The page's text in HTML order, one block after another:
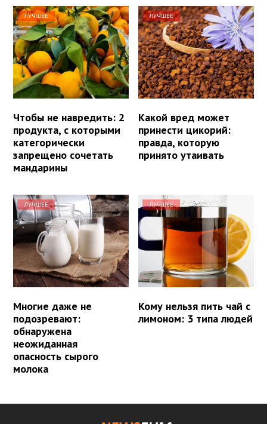
ЛУЧШЕЕ
Чтобы не навредить: 2
продукта, с которыми
категорически
запрещено сочетать
мандарины
ЛУЧШЕЕ
Какой вред может
принести цикорий:
правда, которую
принято утаивать
ЛУЧШЕЕ
Многие даже не
подозревают:
обнаружена
неожиданная
опасность сырого
молока
ЛУЧШЕЕ
Кому нельзя пить чай с
лимоном: 3 типа людей